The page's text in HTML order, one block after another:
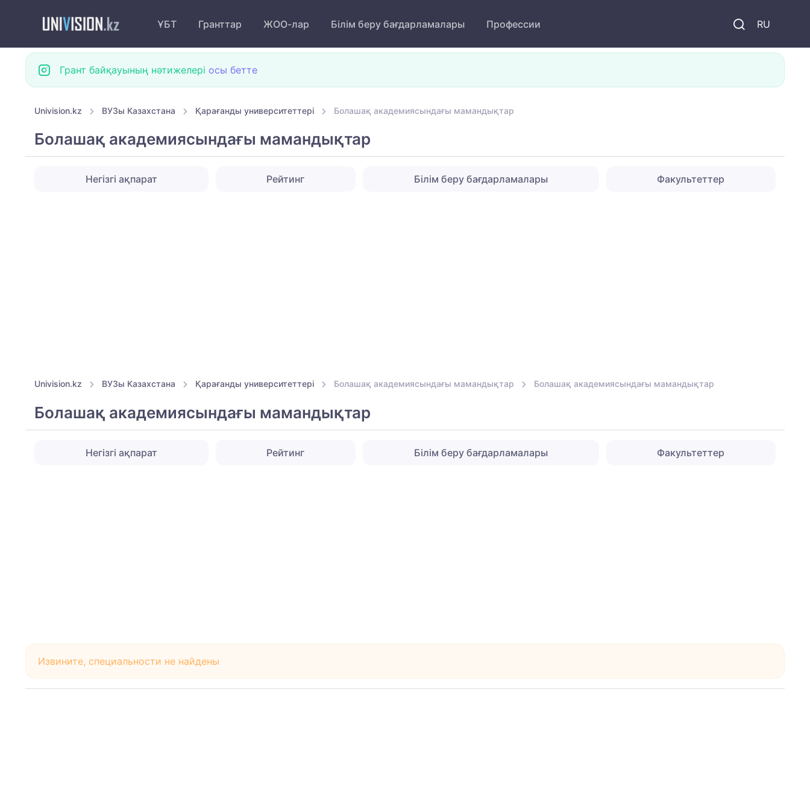
RU
ҰБТ Гранттар ЖОО-лар Білім беру бағдарламалары Профессии
Грант байқауының нәтижелері осы бетте
Univision.kz ВУЗы Казахстана Қарағанды университеттері Болашақ академиясындағы мамандықтар
Болашақ академиясындағы мамандықтар
Негізгі ақпарат Рейтинг Білім беру бағдарламалары Факультеттер
Univision.kz ВУЗы Казахстана Қарағанды университеттері Болашақ академиясындағы мамандықтар Болашақ академиясындағы мамандықтар
Болашақ академиясындағы мамандықтар
Негізгі ақпарат Рейтинг Білім беру бағдарламалары Факультеттер
Извините, специальности не найдены